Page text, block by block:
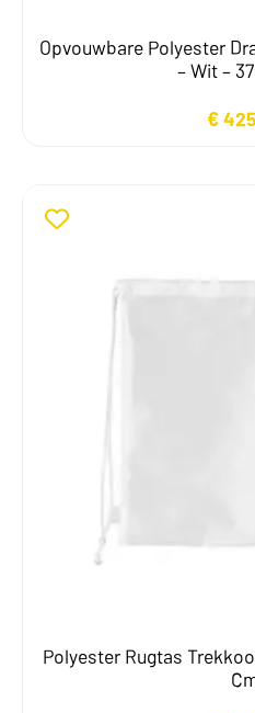
Opvouwbare Polyester
– Wit –
€
Polyester Rugtas